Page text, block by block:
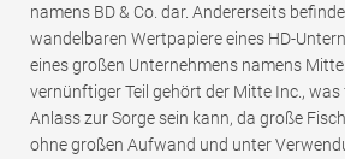
namens BD & Co. dar. Andererseits
wandelbaren Wertpapiere eines HD-
eines großen Unternehmens namens Mitte
vernünftiger Teil gehört der Mitte Inc.,
Anlass zur Sorge sein kann, da große
ohne großen Aufwand und unter